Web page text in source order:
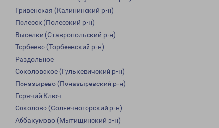
Гривенская (Калининский р-н)
Полесск (Полесский р-н)
Выселки (Ставропольский р-н)
Торбеево (Торбеевский р-н)
Раздольное
Соколовское (Гулькевичский р-н)
Поназырево (Поназыревский р-н)
Горячий Ключ
Соколово (Солнечногорский р-н)
Аббакумово (Мытищинский р-н)